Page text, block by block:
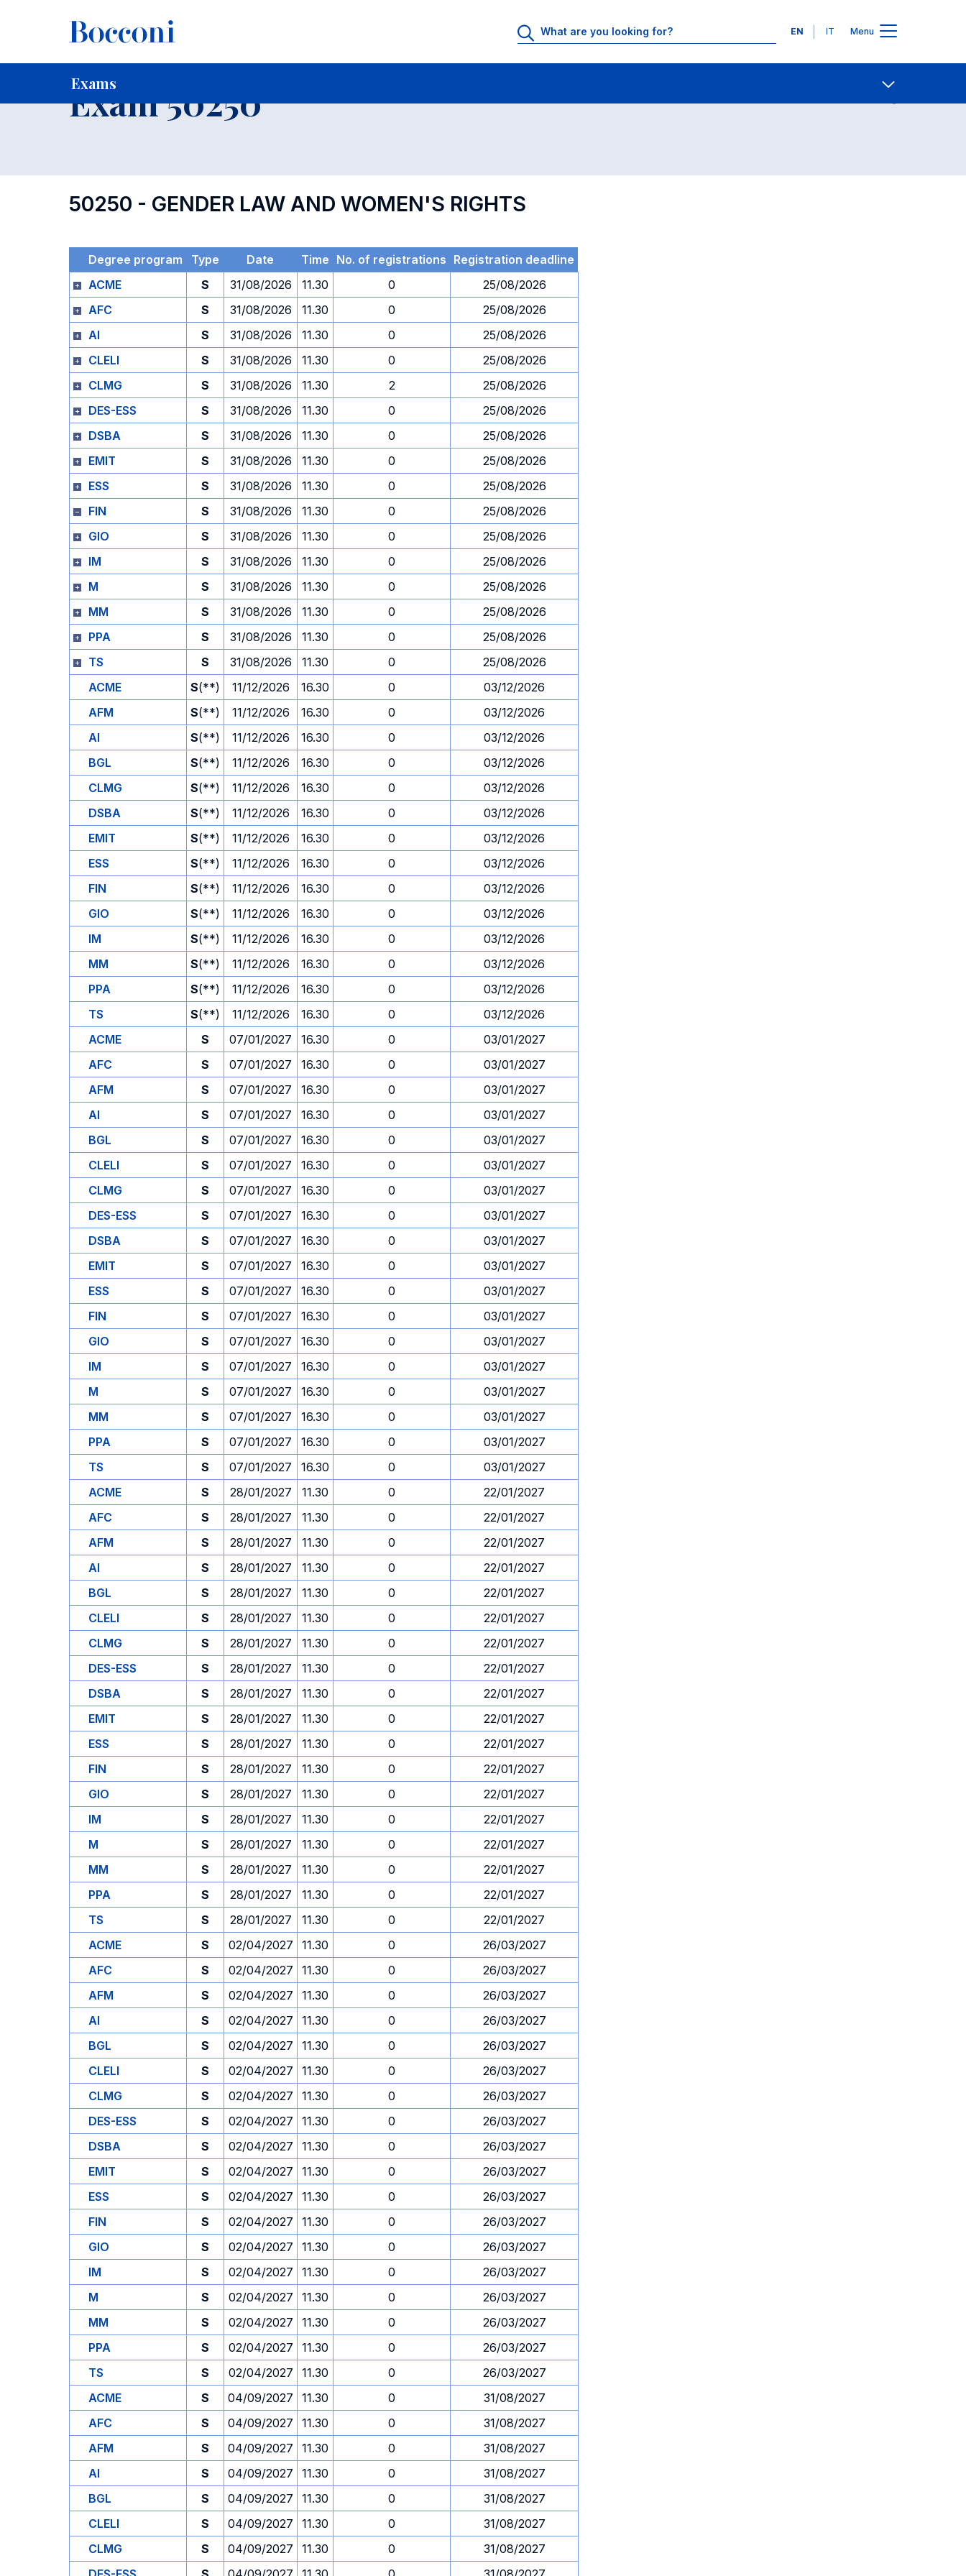
Languages
EN IT Menu
Exams
Home For current Students Contact Us
Exam 50250
50250 - GENDER LAW AND WOMEN'S RIGHTS
Degree program Type Date Time No. of registrations Registration deadline
ACME
S 31/08/2026 11.30 0
25/08/2026
AFC
S 31/08/2026 11.30 0
25/08/2026
AI
S 31/08/2026 11.30 0
25/08/2026
CLELI
S 31/08/2026 11.30 0
25/08/2026
CLMG
S 31/08/2026 11.30 2
25/08/2026
DES-ESS
S 31/08/2026 11.30 0
25/08/2026
DSBA
S 31/08/2026 11.30 0
25/08/2026
EMIT
S 31/08/2026 11.30 0
25/08/2026
ESS
S 31/08/2026 11.30 0
25/08/2026
FIN
S 31/08/2026 11.30 0
25/08/2026
GIO
S 31/08/2026 11.30 0
25/08/2026
IM
S 31/08/2026 11.30 0
25/08/2026
M
S 31/08/2026 11.30 0
25/08/2026
MM
S 31/08/2026 11.30 0
25/08/2026
PPA
S 31/08/2026 11.30 0
25/08/2026
TS
S 31/08/2026 11.30 0
25/08/2026
ACME
S(**) 11/12/2026 16.30 0
03/12/2026
AFM
S(**) 11/12/2026 16.30 0
03/12/2026
AI
S(**) 11/12/2026 16.30 0
03/12/2026
BGL
S(**) 11/12/2026 16.30 0
03/12/2026
CLMG
S(**) 11/12/2026 16.30 0
03/12/2026
DSBA
S(**) 11/12/2026 16.30 0
03/12/2026
EMIT
S(**) 11/12/2026 16.30 0
03/12/2026
ESS
S(**) 11/12/2026 16.30 0
03/12/2026
FIN
S(**) 11/12/2026 16.30 0
03/12/2026
GIO
S(**) 11/12/2026 16.30 0
03/12/2026
IM
S(**) 11/12/2026 16.30 0
03/12/2026
MM
S(**) 11/12/2026 16.30 0
03/12/2026
PPA
S(**) 11/12/2026 16.30 0
03/12/2026
TS
S(**) 11/12/2026 16.30 0
03/12/2026
ACME
S 07/01/2027 16.30 0
03/01/2027
AFC
S 07/01/2027 16.30 0
03/01/2027
AFM
S 07/01/2027 16.30 0
03/01/2027
AI
S 07/01/2027 16.30 0
03/01/2027
BGL
S 07/01/2027 16.30 0
03/01/2027
CLELI
S 07/01/2027 16.30 0
03/01/2027
CLMG
S 07/01/2027 16.30 0
03/01/2027
DES-ESS
S 07/01/2027 16.30 0
03/01/2027
DSBA
S 07/01/2027 16.30 0
03/01/2027
EMIT
S 07/01/2027 16.30 0
03/01/2027
ESS
S 07/01/2027 16.30 0
03/01/2027
FIN
S 07/01/2027 16.30 0
03/01/2027
GIO
S 07/01/2027 16.30 0
03/01/2027
IM
S 07/01/2027 16.30 0
03/01/2027
M
S 07/01/2027 16.30 0
03/01/2027
MM
S 07/01/2027 16.30 0
03/01/2027
PPA
S 07/01/2027 16.30 0
03/01/2027
TS
S 07/01/2027 16.30 0
03/01/2027
ACME
S 28/01/2027 11.30 0
22/01/2027
AFC
S 28/01/2027 11.30 0
22/01/2027
AFM
S 28/01/2027 11.30 0
22/01/2027
AI
S 28/01/2027 11.30 0
22/01/2027
BGL
S 28/01/2027 11.30 0
22/01/2027
CLELI
S 28/01/2027 11.30 0
22/01/2027
CLMG
S 28/01/2027 11.30 0
22/01/2027
DES-ESS
S 28/01/2027 11.30 0
22/01/2027
DSBA
S 28/01/2027 11.30 0
22/01/2027
EMIT
S 28/01/2027 11.30 0
22/01/2027
ESS
S 28/01/2027 11.30 0
22/01/2027
FIN
S 28/01/2027 11.30 0
22/01/2027
GIO
S 28/01/2027 11.30 0
22/01/2027
IM
S 28/01/2027 11.30 0
22/01/2027
M
S 28/01/2027 11.30 0
22/01/2027
MM
S 28/01/2027 11.30 0
22/01/2027
PPA
S 28/01/2027 11.30 0
22/01/2027
TS
S 28/01/2027 11.30 0
22/01/2027
ACME
S 02/04/2027 11.30 0
26/03/2027
AFC
S 02/04/2027 11.30 0
26/03/2027
AFM
S 02/04/2027 11.30 0
26/03/2027
AI
S 02/04/2027 11.30 0
26/03/2027
BGL
S 02/04/2027 11.30 0
26/03/2027
CLELI
S 02/04/2027 11.30 0
26/03/2027
CLMG
S 02/04/2027 11.30 0
26/03/2027
DES-ESS
S 02/04/2027 11.30 0
26/03/2027
DSBA
S 02/04/2027 11.30 0
26/03/2027
EMIT
S 02/04/2027 11.30 0
26/03/2027
ESS
S 02/04/2027 11.30 0
26/03/2027
FIN
S 02/04/2027 11.30 0
26/03/2027
GIO
S 02/04/2027 11.30 0
26/03/2027
IM
S 02/04/2027 11.30 0
26/03/2027
M
S 02/04/2027 11.30 0
26/03/2027
MM
S 02/04/2027 11.30 0
26/03/2027
PPA
S 02/04/2027 11.30 0
26/03/2027
TS
S 02/04/2027 11.30 0
26/03/2027
ACME
S 04/09/2027 11.30 0
31/08/2027
AFC
S 04/09/2027 11.30 0
31/08/2027
AFM
S 04/09/2027 11.30 0
31/08/2027
AI
S 04/09/2027 11.30 0
31/08/2027
BGL
S 04/09/2027 11.30 0
31/08/2027
CLELI
S 04/09/2027 11.30 0
31/08/2027
CLMG
S 04/09/2027 11.30 0
31/08/2027